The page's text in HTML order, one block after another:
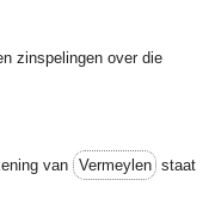
zinspelingen over die
van Vermeylen staat